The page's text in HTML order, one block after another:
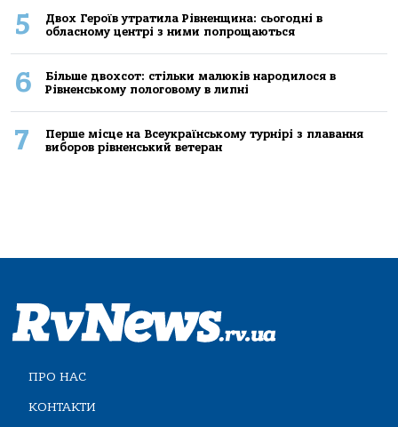
5
Двох Героїв утратила Рівненщина: сьогодні в
обласному центрі з ними попрощаються
6
Більше двохсот: стільки малюків народилося в
Рівненському пологовому в липні
7
Перше місце на Всеукраїнському турнірі з плавання
виборов рівненський ветеран
ПРО НАС
КОНТАКТИ